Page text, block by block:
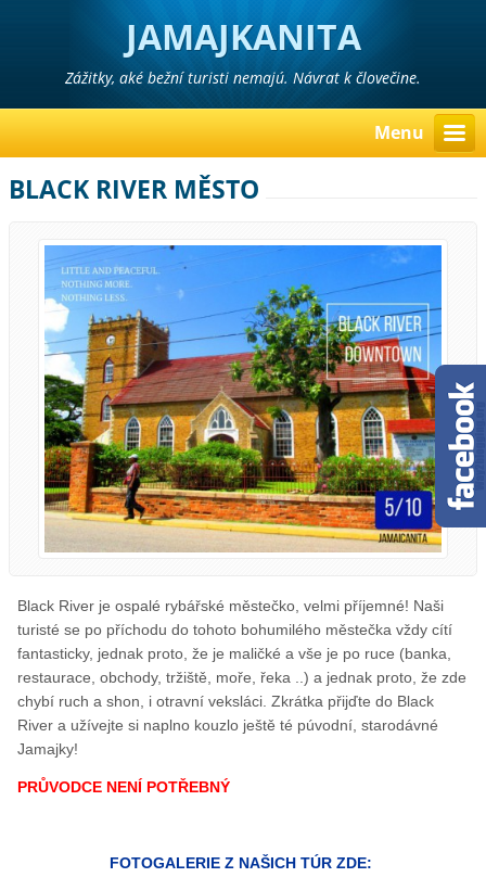
JAMAJKANITA
Zážitky, aké bežní turisti nemajú. Návrat k človečine.
Menu
BLACK RIVER MĚSTO
Black River je ospalé rybářské městečko, velmi příjemné! Naši
turisté se po příchodu do tohoto bohumilého městečka vždy cítí
fantasticky, jednak proto, že je maličké a vše je po ruce (banka,
restaurace, obchody, tržiště, moře, řeka ..) a jednak proto, že zde
chybí ruch a shon, i otravní veksláci. Zkrátka přijďte do Black
River a užívejte si naplno kouzlo ještě té púvodní, starodávné
Jamajky!
PRŮVODCE NENÍ POTŘEBNÝ
FOTOGALERIE Z NAŠICH TÚR ZDE: